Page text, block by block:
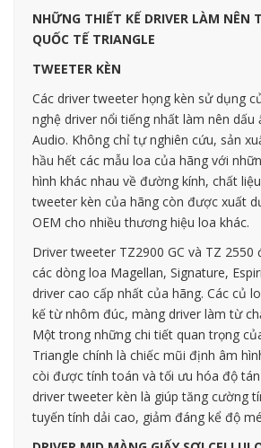
NHỮNG THIẾT KẾ DRIVER LÀM NÊN
QUỐC TẾ TRIANGLE
TWEETER KÈN
Các driver tweeter họng kèn sử dụng
nghệ driver nổi tiếng nhất làm nên dấu
Audio. Không chỉ tự nghiên cứu, sản
hầu hết các mẫu loa của hãng với
hình khác nhau về đường kính, chất
tweeter kèn của hãng còn được xuất
OEM cho nhiều thương hiệu loa khác.
Driver tweeter TZ2900 GC và TZ
các dòng loa Magellan, Signature,
driver cao cấp nhất của hãng. Các củ
kế từ nhôm đúc, màng driver làm từ
Một trong những chi tiết quan trọng
Triangle chính là chiếc mũi định âm
còi được tính toán và tối ưu hóa độ
driver tweeter kèn là giúp tăng cường
tuyến tính dải cao, giảm đáng kể độ